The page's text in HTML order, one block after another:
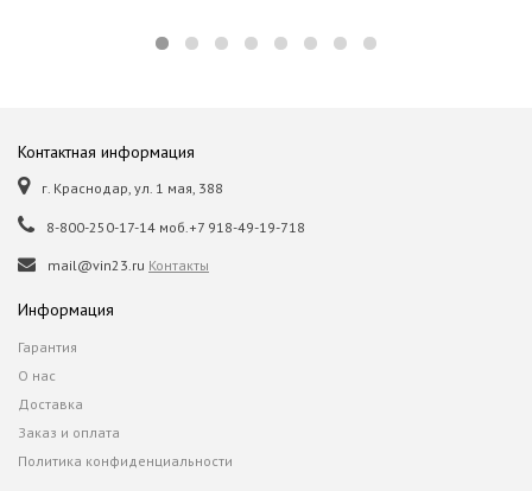
Контактная информация
г. Краснодар, ул. 1 мая, 388
8-800-250-17-14 моб.+7 918-49-19-718
mail@vin23.ru Контакты
Информация
Гарантия
О нас
Доставка
Заказ и оплата
Политика конфиденциальности